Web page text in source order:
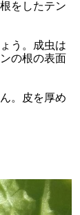
をしたテン
う。成虫は
の根の表面
。皮を厚め